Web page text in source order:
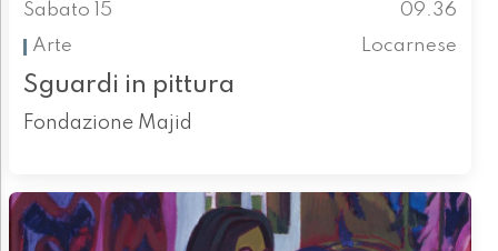
Sabato 15
09.36
Arte
Locarnese
Sguardi in pittura
Fondazione Majid